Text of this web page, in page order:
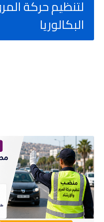
البكالوريا